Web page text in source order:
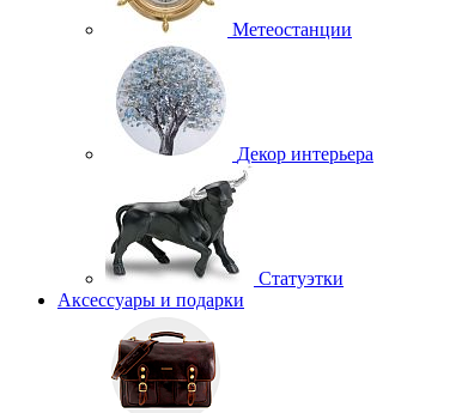
Метеостанции
Декор интерьера
Статуэтки
Аксессуары и подарки